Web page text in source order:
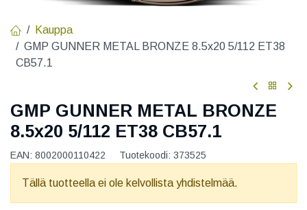
Kauppa
GMP GUNNER METAL BRONZE 8.5x20 5/112 ET38
CB57.1
GMP GUNNER METAL BRONZE
8.5x20 5/112 ET38 CB57.1
EAN: 8002000110422 Tuotekoodi: 373525
Tällä tuotteella ei ole kelvollista yhdistelmää.